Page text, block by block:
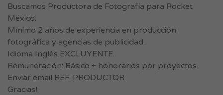
Buscamos Productora de Fotografía para Rocket
México.
Mínimo 2 años de experiencia en producción
fotográfica y agencias de publicidad.
Idioma Inglés EXCLUYENTE.
Remuneración: Básico + honorarios por proyectos.
Enviar email REF. PRODUCTOR
Gracias!